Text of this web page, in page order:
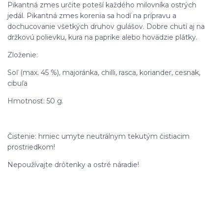
Pikantná zmes určite poteší každého milovníka ostrých
jedál. Pikantná zmes korenia sa hodí na prípravu a
dochucovanie všetkých druhov gulášov. Dobre chutí aj na
držkovú polievku, kura na paprike alebo hovädzie plátky.
Zloženie:
Soľ (max. 45 %), majoránka, chilli, rasca, koriander, cesnak,
cibuľa
Hmotnosť: 50 g.
Čistenie: hrniec umyte neutrálnym tekutým čistiacim
prostriedkom!
Nepoužívajte drôtenky a ostré náradie!